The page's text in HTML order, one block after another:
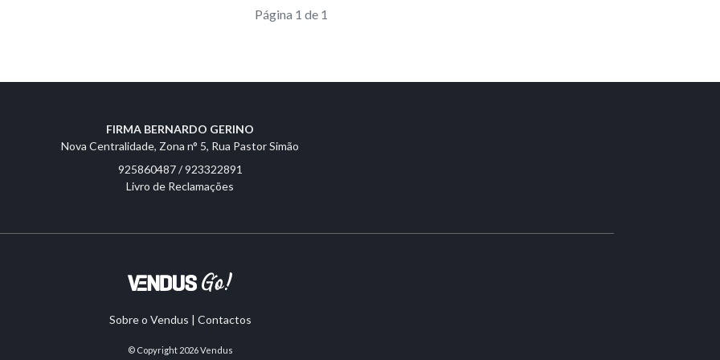
Página 1 de 1
FIRMA BERNARDO GERINO
Nova Centralidade, Zona n° 5, Rua Pastor Simão
925860487 / 923322891
Livro de Reclamações
Sobre o Vendus | Contactos
© Copyright 2026Vendus